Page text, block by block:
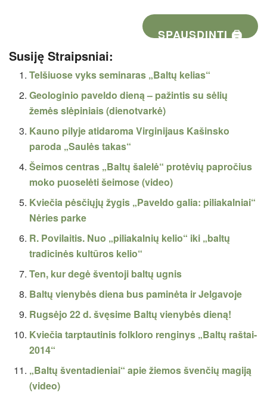
SPAUSDINTI 🖨
Susiję Straipsniai:
Telšiuose vyks seminaras „Baltų kelias“
Geologinio paveldo dieną – pažintis su sėlių
žemės slėpiniais (dienotvarkė)
Kauno pilyje atidaroma Virginijaus Kašinsko
paroda „Saulės takas“
Šeimos centras „Baltų šalelė“ protėvių papročius
moko puoselėti šeimose (video)
Kviečia pėsčiųjų žygis „Paveldo galia: piliakalniai“
Nėries parke
R. Povilaitis. Nuo „piliakalnių kelio“ iki „baltų
tradicinės kultūros kelio“
Ten, kur degė šventoji baltų ugnis
Baltų vienybės diena bus paminėta ir Jelgavoje
Rugsėjo 22 d. švęsime Baltų vienybės dieną!
Kviečia tarptautinis folkloro renginys „Baltų raštai-
2014“
„Baltų šventadieniai“ apie žiemos švenčių magiją
(video)